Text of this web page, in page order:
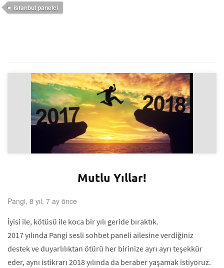
istanbul panelci
Mutlu Yıllar!
Pangi, 8 yıl, 7 ay önce
İyisi ile, kötüsü ile koca bir yılı geride bıraktık.
2017 yılında Pangi sesli sohbet paneli ailesine verdiğiniz
destek ve duyarlılıktan ötürü her birinize ayrı ayrı teşekkür
eder, aynı istikrarı 2018 yılında da beraber yaşamak istiyoruz.